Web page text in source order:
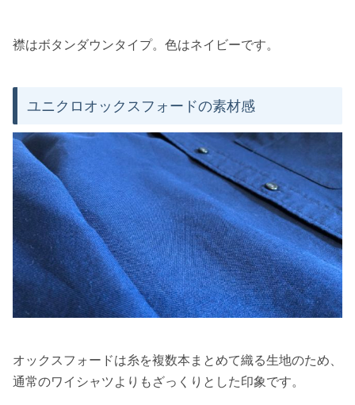
襟はボタンダウンタイプ。色はネイビーです。
ユニクロオックスフォードの素材感
オックスフォードは糸を複数本まとめて織る生地のため、
通常のワイシャツよりもざっくりとした印象です。